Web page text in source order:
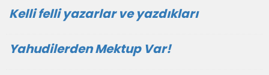
Kelli felli yazarlar ve yazdıkları
Yahudilerden Mektup Var!